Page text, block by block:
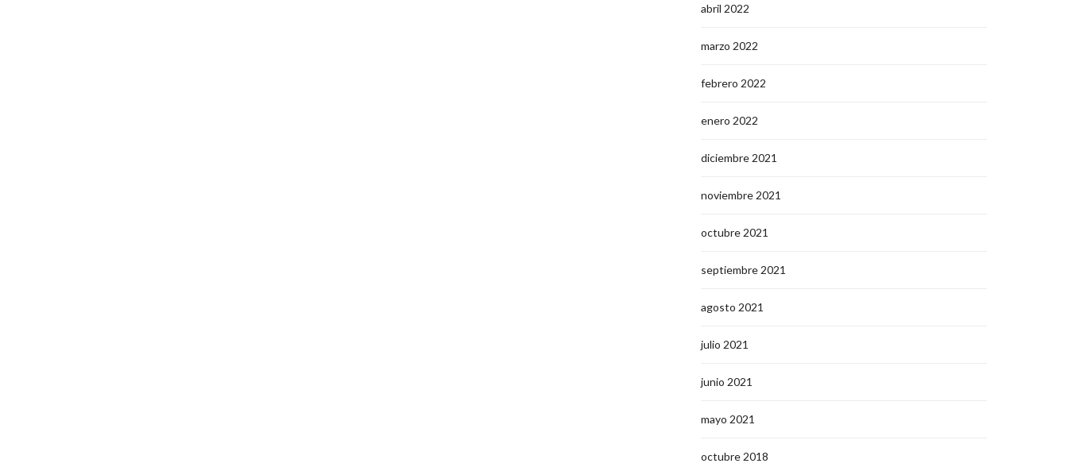
abril 2022
marzo 2022
febrero 2022
enero 2022
diciembre 2021
noviembre 2021
octubre 2021
septiembre 2021
agosto 2021
julio 2021
junio 2021
mayo 2021
octubre 2018